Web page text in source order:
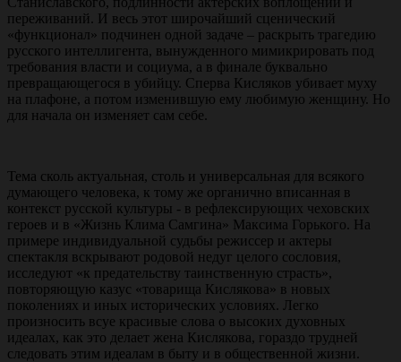
переживаний. И весь этот широчайший сценический
«функционал» подчинен одной задаче – раскрыть трагедию
русского интеллигента, вынужденного мимикрировать под
требования власти и социума, а в финале буквально
превращающегося в убийцу. Сперва Кисляков убивает муху
на плафоне, а потом изменившую ему любимую женщину. Но
для начала он изменяет сам себе.
Тема сколь актуальная, столь и универсальная для всякого
думающего человека, к тому же органично вписанная в
контекст русской культуры - в рефлексирующих чеховских
героев и в «Жизнь Клима Самгина» Максима Горького. На
примере индивидуальной судьбы режиссер и актеры
спектакля вскрывают родовой недуг целого сословия,
исследуют «к предательству таинственную страсть»,
повторяющую казус «товарища Кислякова» в новых
поколениях и иных исторических условиях. Легко
произносить всуе красивые слова о высоких духовных
идеалах, как это делает жена Кислякова, гораздо трудней
следовать этим идеалам в быту и в общественной жизни.